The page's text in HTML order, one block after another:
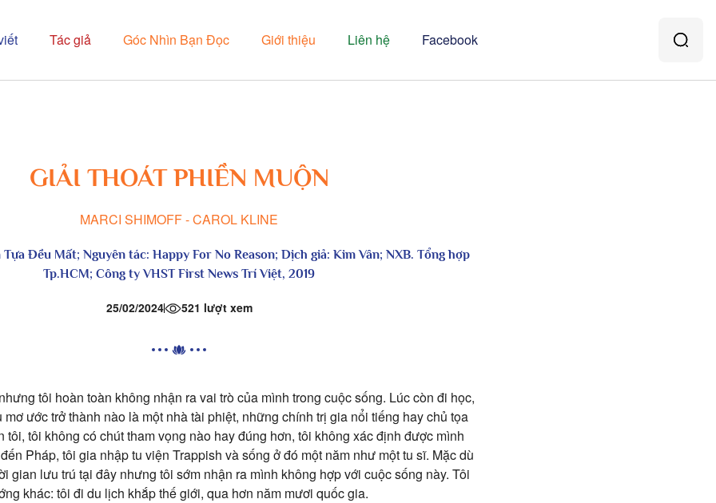
Tác giả Góc Nhìn Bạn Đọc Giới thiệu Liên hệ Facebook
GIẢI THOÁT PHIỀN MUỘN
MARCI SHIMOFF - CAROL KLINE
Đều Mất; Nguyên tác: Happy For No Reason; Dịch giả: Kim Vân; NXB. Tổng hợp
Tp.HCM; Công ty VHST First News Trí Việt, 2019
25/02/2024 521 lượt xem
tôi hoàn toàn không nhận ra vai trò của mình trong cuộc sống. Lúc còn đi học,
ước trở thành nào là một nhà tài phiệt, những chính trị gia nổi tiếng hay chủ tọa
tôi không có chút tham vọng nào hay đúng hơn, tôi không xác định được mình
Pháp, tôi gia nhập tu viện Trappish và sống ở đó một năm như một tu sĩ. Mặc dù
gian lưu trú tại đây nhưng tôi sớm nhận ra mình không hợp với cuộc sống này. Tôi
khác: tôi đi du lịch khắp thế giới, qua hơn năm mươi quốc gia.